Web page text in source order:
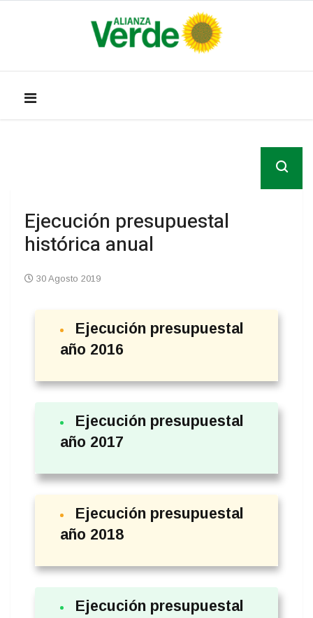
Ejecución presupuestal
histórica anual
30 Agosto 2019
Ejecución presupuestal
año 2016
Ejecución presupuestal
año 2017
Ejecución presupuestal
año 2018
Ejecución presupuestal